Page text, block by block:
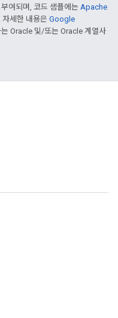
여되며, 코드 샘플에는 Apache
자세한 내용은 Google
Oracle 및/또는 Oracle 계열사